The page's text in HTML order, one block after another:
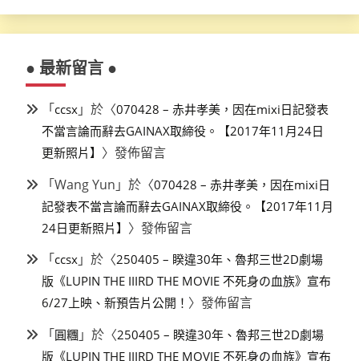
● 最新留言 ●
「ccsx 」於〈070428 – 赤井孝美，因在mixi日記發表
不當言論而辭去GAINAX取締役。【2017年11月24日
更新照片】 〉發佈留言
「Wang Yun 」於〈070428 – 赤井孝美，因在mixi日
記發表不當言論而辭去GAINAX取締役。【2017年11月
24日更新照片】 〉發佈留言
「ccsx 」於〈250405 – 睽違30年、魯邦三世2D劇場
版《LUPIN THE IIIRD THE MOVIE 不死身の血族》宣布
6/27上映、新預告片公開！ 〉發佈留言
「圓糰 」於〈250405 – 睽違30年、魯邦三世2D劇場
版《LUPIN THE IIIRD THE MOVIE 不死身の血族》宣布